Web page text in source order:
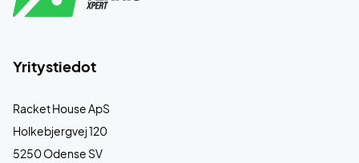
Yritystiedot
Racket House ApS
Holkebjergvej 120
5250 Odense SV